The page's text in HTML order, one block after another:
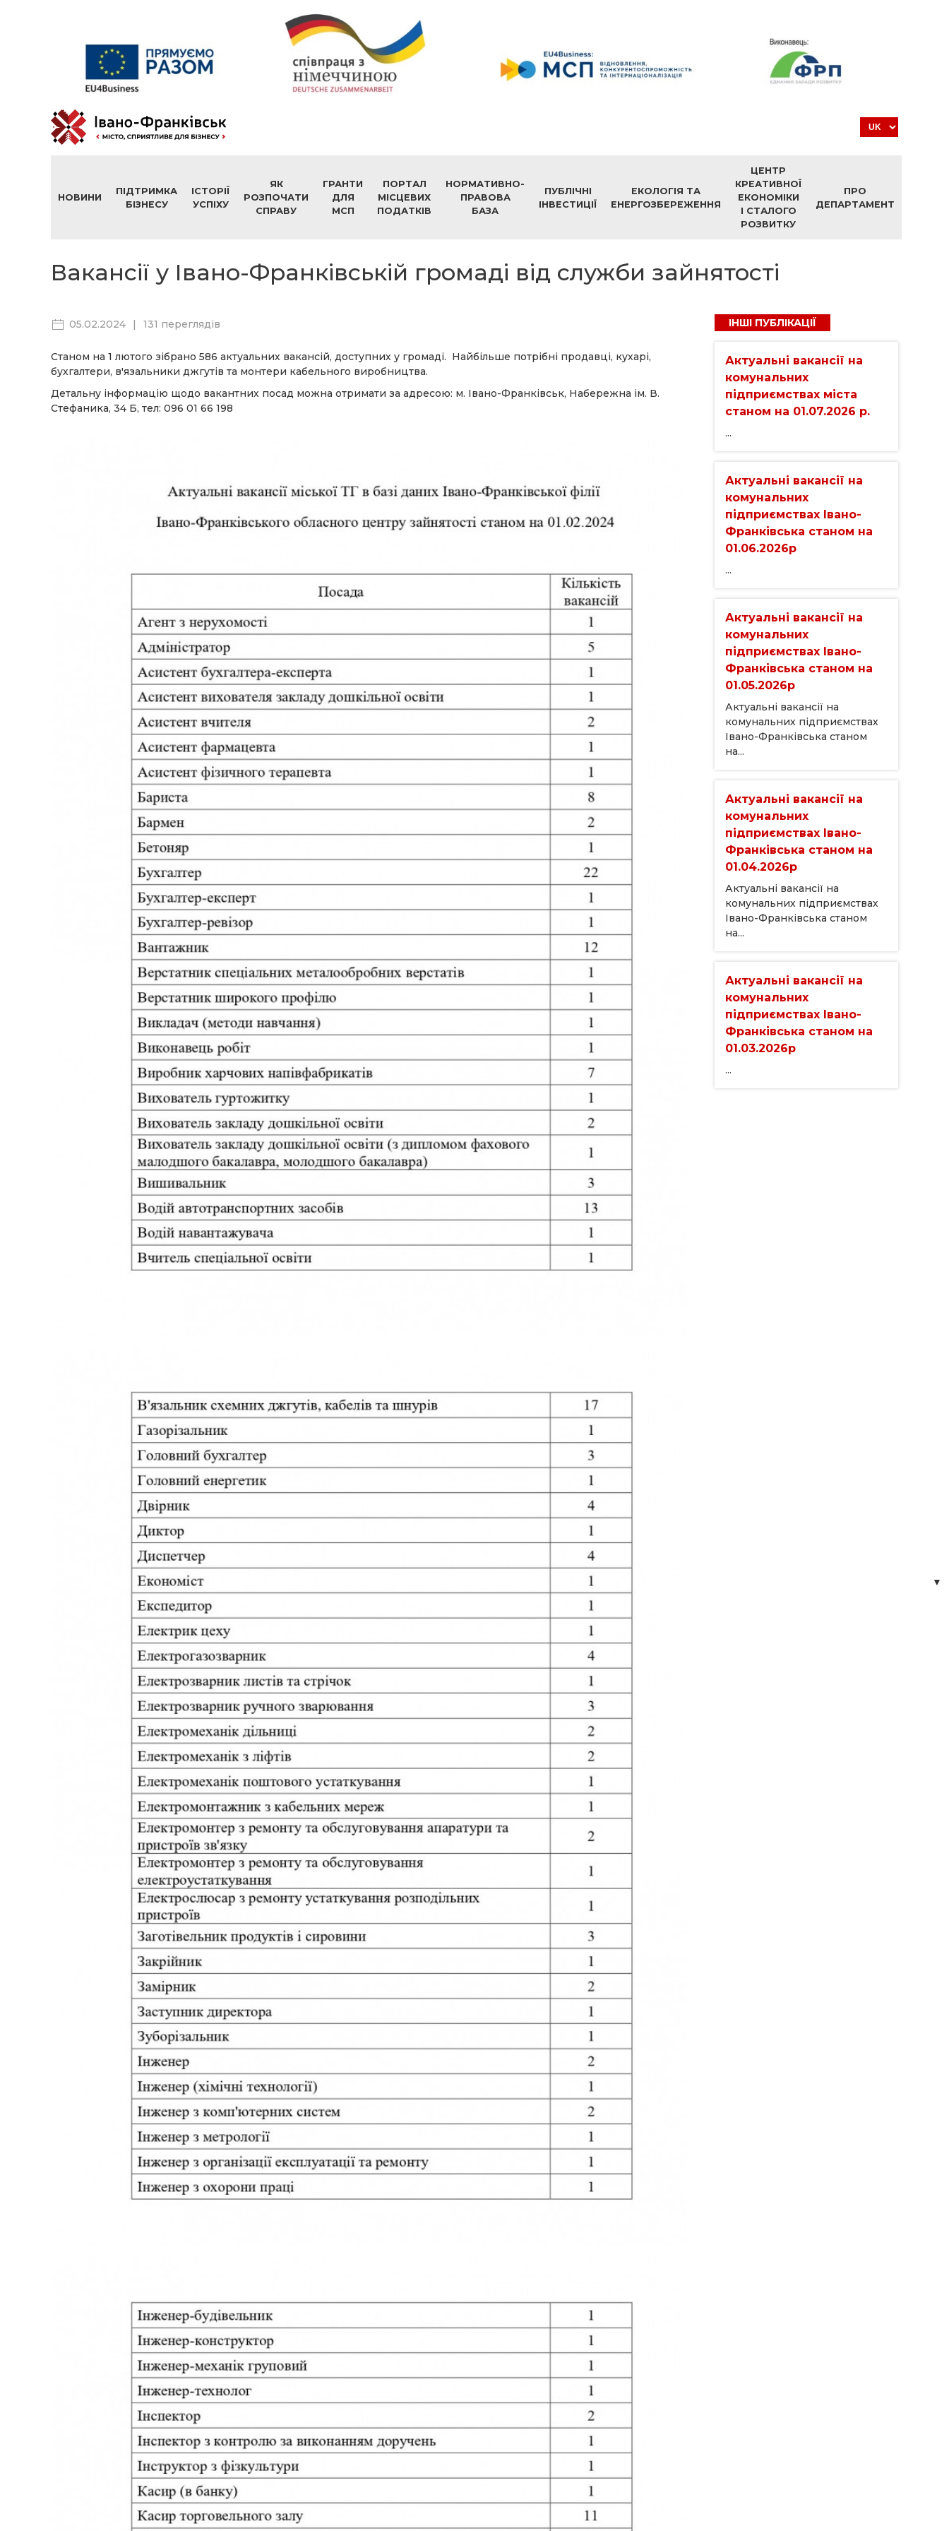
НОВИНИ
ПІДТРИМКА
БІЗНЕСУ
ІСТОРІЇ
УСПІХУ
ЯК
РОЗПОЧАТИ
СПРАВУ
ГРАНТИ
ДЛЯ
МСП
ПОРТАЛ
МІСЦЕВИХ
ПОДАТКІВ
НОРМАТИВНО-
ПРАВОВА
БАЗА
ПУБЛІЧНІ
ІНВЕСТИЦІЇ
ЕКОЛОГІЯ ТА
ЕНЕРГОЗБЕРЕЖЕННЯ
ЦЕНТР
КРЕАТИВНОЇ
ЕКОНОМІКИ
І СТАЛОГО
РОЗВИТКУ
ПРО
ДЕПАРТАМЕНТ
Вакансії у Івано-Франківській громаді від служби зайнятості
05.02.2024 131 переглядів
Станом на 1 лютого зібрано 586 актуальних вакансій, доступних у громаді. Найбільше потрібні продавці, кухарі,
бухгалтери, в'язальники джгутів та монтери кабельного виробництва.
Детальну інформацію щодо вакантних посад можна отримати за адресою: м. Івано-Франківськ, Набережна ім. В.
Стефаника, 34 Б, тел: 096 01 66 198
ІНШІ ПУБЛІКАЦІЇ
Актуальні вакансії на
комунальних
підприємствах міста
станом на 01.07.2026 р.
...
Актуальні вакансії на
комунальних
підприємствах Івано-
Франківська станом на
01.06.2026р
...
Актуальні вакансії на
комунальних
підприємствах Івано-
Франківська станом на
01.05.2026р
Актуальні вакансії на
комунальних підприємствах
Івано-Франківська станом
на...
Актуальні вакансії на
комунальних
підприємствах Івано-
Франківська станом на
01.04.2026р
Актуальні вакансії на
комунальних підприємствах
Івано-Франківська станом
на...
Актуальні вакансії на
комунальних
підприємствах Івано-
Франківська станом на
01.03.2026р
...